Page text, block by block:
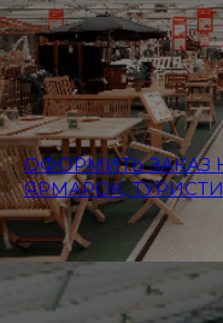
ОФОРМИТЬ ЗАКАЗ
ЯРМАРОК,